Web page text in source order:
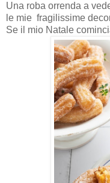
Una roba orrenda a
le mie fragilissime
Se il mio Natale